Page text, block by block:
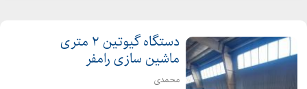
دستگاه گیوتین ۲ متری
ماشین سازی رامفر
محمدی